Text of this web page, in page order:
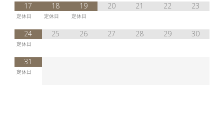
17
定休日
18
定休日
19
定休日
20 21 22 23
24
定休日
25 26 27 28 29 30
31
定休日